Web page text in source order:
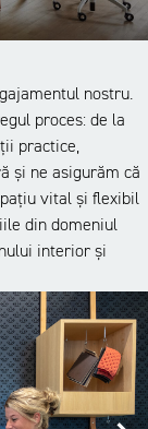
nostru.
proces: de la
practice,
și ne asigurăm că
vital și flexibil
din domeniul
interior și